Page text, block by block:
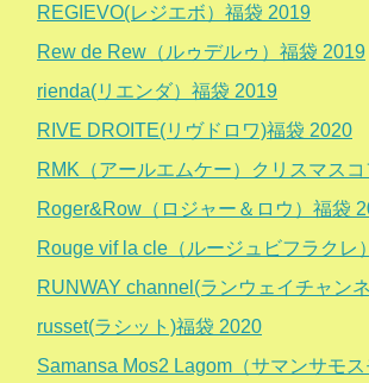
REGIEVO(レジエボ）福袋 2019
Rew de Rew（ルゥデルゥ）福袋 2019
rienda(リエンダ）福袋 2019
RIVE DROITE(リヴドロワ)福袋 2020
RMK（アールエムケー）クリスマスコ
Roger&Row（ロジャー＆ロウ）福袋
Rouge vif la cle（ルージュビフラクレ
RUNWAY channel(ランウェイチャン
russet(ラシット)福袋 2020
Samansa Mos2 Lagom（サマンサモス